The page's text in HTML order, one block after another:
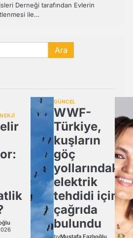
Derneği tarafından Evlerin
ile…
GÜNCEL
WWF-
Türkiye,
kuşların
göç
yollarındaki
elektrik
tehdidi için
çağrıda
bulundu
byMustafa Fazlıoğlu